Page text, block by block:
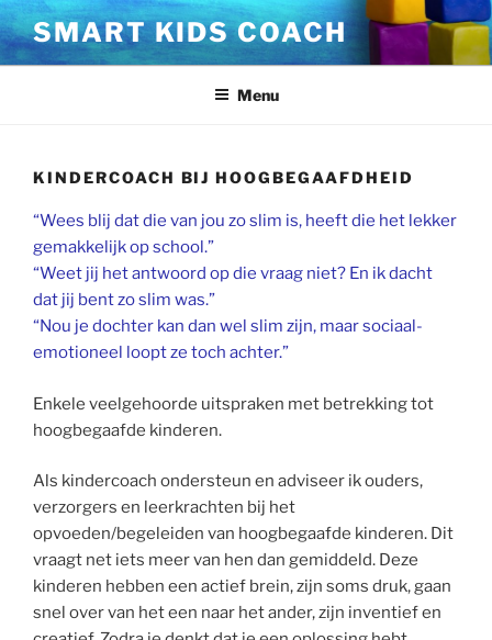
SMART KIDS COACH
Menu
KINDERCOACH BIJ HOOGBEGAAFDHEID
“Wees blij dat die van jou zo slim is, heeft die het lekker
gemakkelijk op school.”
“Weet jij het antwoord op die vraag niet? En ik dacht
dat jij bent zo slim was.”
“Nou je dochter kan dan wel slim zijn, maar sociaal-
emotioneel loopt ze toch achter.”
Enkele veelgehoorde uitspraken met betrekking tot
hoogbegaafde kinderen.
Als kindercoach ondersteun en adviseer ik ouders,
verzorgers en leerkrachten bij het
opvoeden/begeleiden van hoogbegaafde kinderen. Dit
vraagt net iets meer van hen dan gemiddeld. Deze
kinderen hebben een actief brein, zijn soms druk, gaan
snel over van het een naar het ander, zijn inventief en